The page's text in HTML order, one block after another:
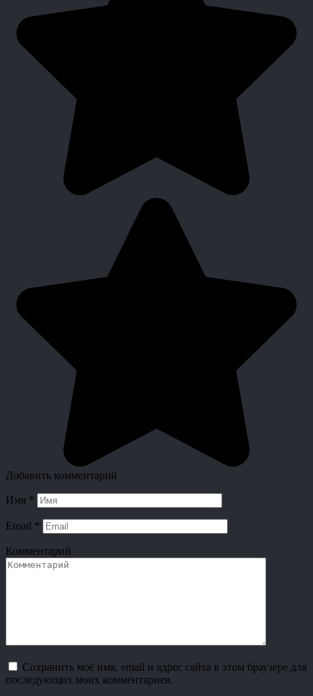
Добавить комментарий
Имя *
Email *
Комментарий
Сохранить моё имя, email и адрес сайта в этом браузере для
последующих моих комментариев.